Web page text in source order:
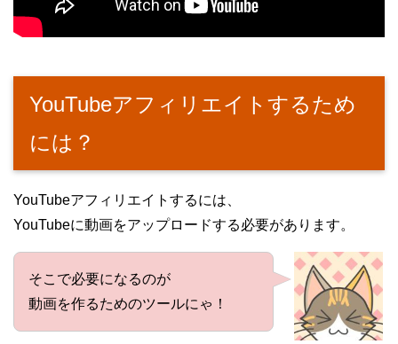
YouTubeアフィリエイトするため
には？
YouTubeアフィリエイトするには、
YouTubeに動画をアップロードする必要があります。
そこで必要になるのが
動画を作るためのツールにゃ！